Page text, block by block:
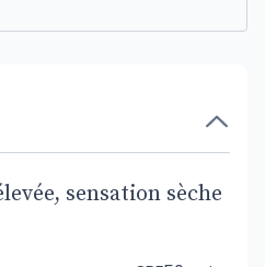
sensation sèche